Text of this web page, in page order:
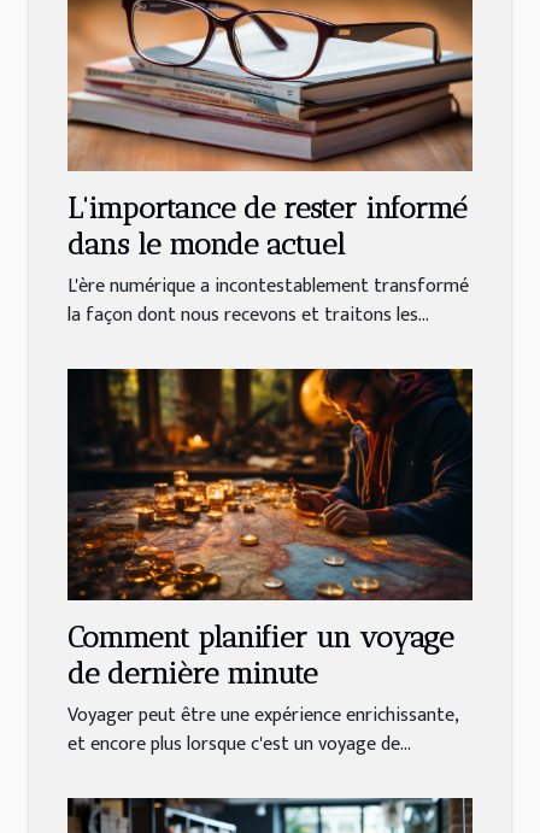
L'importance de rester informé
dans le monde actuel
L'ère numérique a incontestablement transformé
la façon dont nous recevons et traitons les...
Comment planifier un voyage
de dernière minute
Voyager peut être une expérience enrichissante,
et encore plus lorsque c'est un voyage de...